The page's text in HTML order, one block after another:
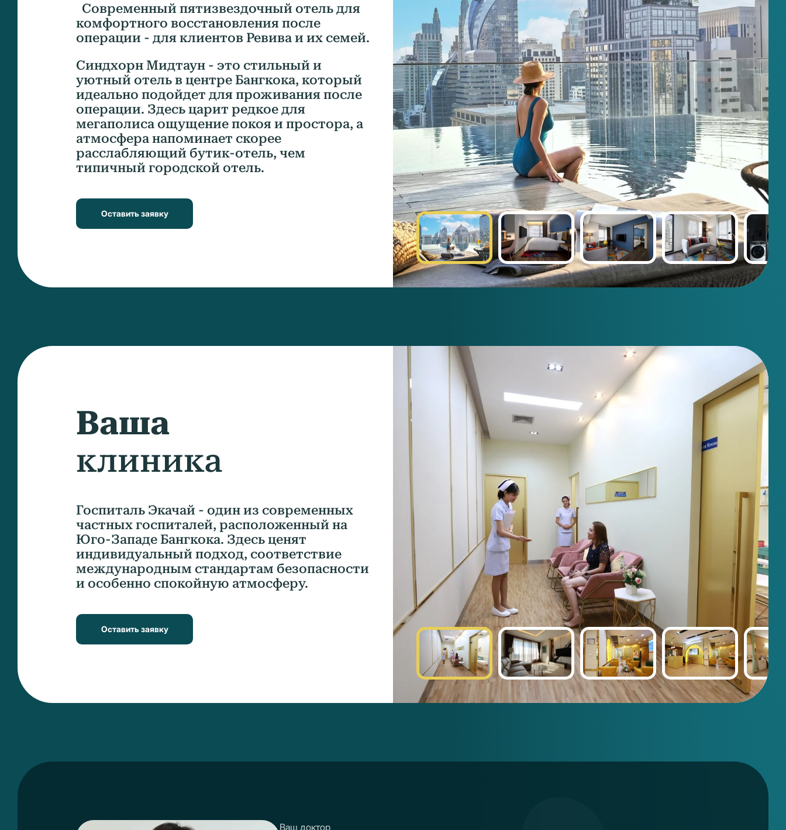
Современный пятизвездочный отель для
комфортного восстановления после
операции - для клиентов Ревива и их семей.
Синдхорн Мидтаун - это стильный и
уютный отель в центре Бангкока, который
идеально подойдет для проживания после
операции. Здесь царит редкое для
мегаполиса ощущение покоя и простора, а
атмосфера напоминает скорее
расслабляющий бутик-отель, чем
типичный городской отель.
Оставить заявку
Ваша
клиника
Госпиталь Экачай - один из современных
частных госпиталей, расположенный на
Юго-Западе Бангкока. Здесь ценят
индивидуальный подход, соответствие
международным стандартам безопасности
и особенно спокойную атмосферу.
Оставить заявку
Ваш доктор